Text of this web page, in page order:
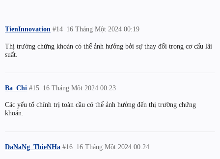
TienInnovation 16 Tháng Một 2024 00:19
#14
Thị trường chứng khoán có thể ảnh hưởng bởi sự thay đổi trong cơ cấu lãi
suất.
Ba_Chi 16 Tháng Một 2024 00:23
#15
Các yếu tố chính trị toàn cầu có thể ảnh hưởng đến thị trường chứng
khoán.
DaNaNg_ThieNHa 16 Tháng Một 2024 00:24
#16